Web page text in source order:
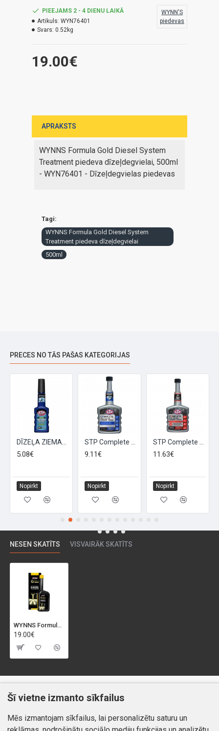
19.00€
PIEEJAMS 2 - 4 DIENU LAIKĀ
Artikuls: WYN76401
Svars: 0.52kg
WYNN'S
piedevas
APRAKSTS
WYNNS Formula Gold Diesel System
Treatment piedeva dīzeļdegvielai, 500ml
- WYN76401 - Dīzeļdegvielas piedevas
Tagi:
WYNNS Formula Gold Diesel System
Treatment piedeva dīzeļdegvielai
500ml
PRECES NO TĀS PAŠAS KATEGORIJAS
DĪZEĻA ZIEMAS ANTI-GEL PIEDEVA 200ml
5.08€
Nopirkt
STP Complete Fuel System Cleaner - Diesel, Degvielas sistēmas tīrītājs – Dīzelim 400ml
9.11€
Nopirkt
STP Complete Fuel System Cleaner - Petrol, Degvielas sistēmas tīrītājs – Benzīnam 400ml
11.63€
Nopirkt
NESEN SKATĪTS VISVAIRĀK SKATĪTS
WYNNS Formula Gold Diesel System Treatment piedeva dīzeļdegvielai, 500ml
19.00€
Klientiem
Kontakti
Preču atgriešana
Piegāde un apmaksa
Atteikuma tiesības
Šī vietne izmanto sīkfailus
Mēs izmantojam sīkfailus, lai personalizētu saturu un